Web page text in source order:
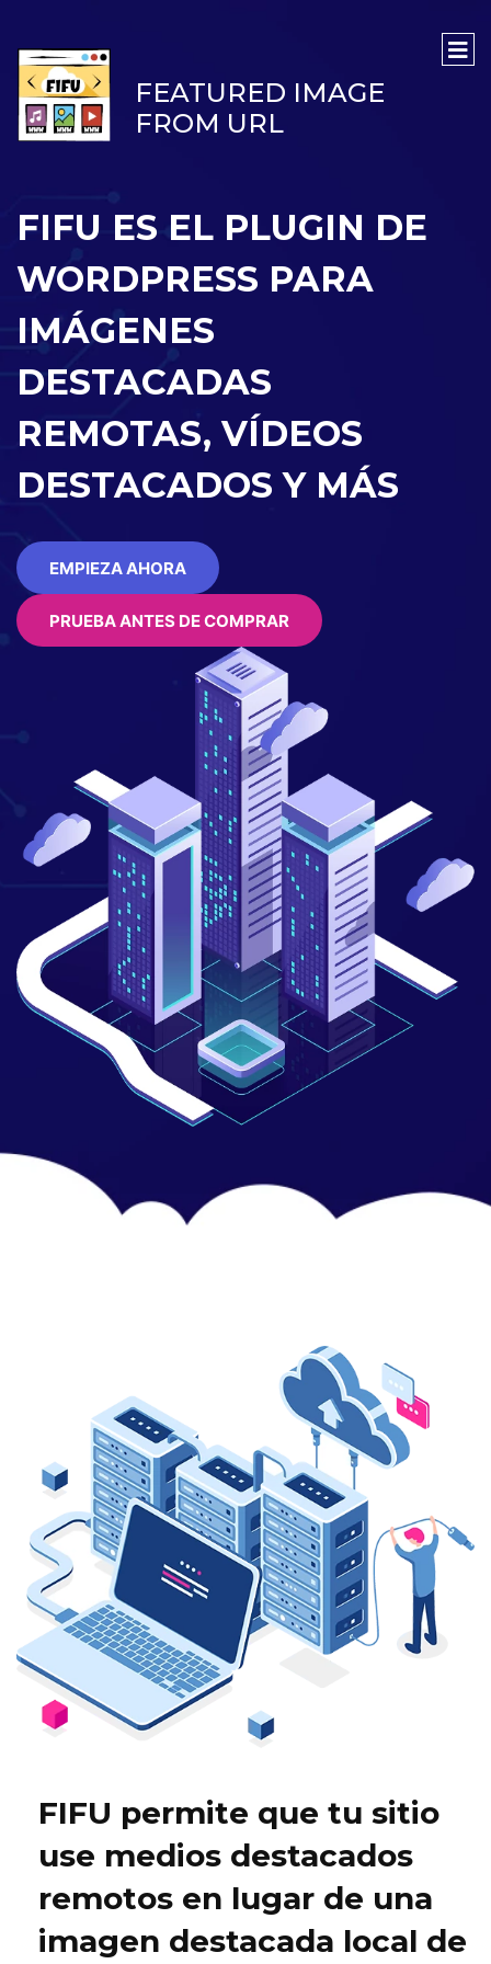
FEATURED IMAGE
FROM URL
FIFU ES EL PLUGIN DE
WORDPRESS PARA
IMÁGENES
DESTACADAS
REMOTAS, VÍDEOS
DESTACADOS Y MÁS
EMPIEZA AHORA
PRUEBA ANTES DE COMPRAR
FIFU permite que tu sitio
use medios destacados
remotos en lugar de una
imagen destacada local de